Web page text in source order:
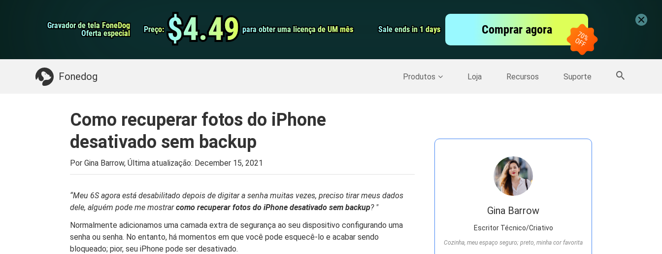
Gravador de tela FoneDog
Gravador de tela FoneDog
Oferta especial
Oferta especial Preço:
Preço: $4.49
$4.49 para obter uma licença de UM mês
para obter uma licença de UM mês Sale ends in 1 days
Sale ends in 1 days Comprar agora
Fonedog Produtos Loja Recursos Suporte
iPhone Cleaner Screen Recorder
Algo que você pode precisar: Backup do iPhone>> Mais Produtos
Como recuperar fotos do iPhone
desativado sem backup
Por Gina Barrow, Última atualização: December 15, 2021
“Meu 6S agora está desabilitado depois de digitar a senha muitas vezes, preciso tirar meus dados
dele, alguém pode me mostrarcomo recuperar fotos do iPhone desativado sem backup? "
Normalmente adicionamos uma camada extra de segurança ao seu dispositivo configurando uma
senha ou senha. No entanto, há momentos em que você pode esquecê-lo e acabar sendo
bloqueado; pior, seu iPhone pode ser desativado.
Gina Barrow
Escritor Técnico/Criativo
Cozinha, meu espaço seguro; preto, minha cor favorita